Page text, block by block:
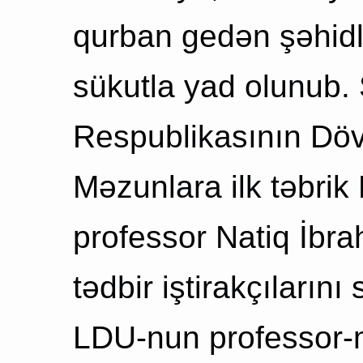
qurban gedən
sükutla yad olunub.
Respublikasının
Məzunlara ilk təbrik
professor Natiq
tədbir iştirakçılarını
LDU-nun